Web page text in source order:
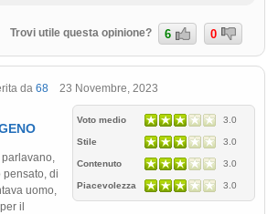
Trovi utile questa opinione? 6 0
da 68 23 Novembre, 2023
Voto medio 3.0
Stile 3.0
Contenuto 3.0
Piacevolezza 3.0
pensato, di
uomo,
il